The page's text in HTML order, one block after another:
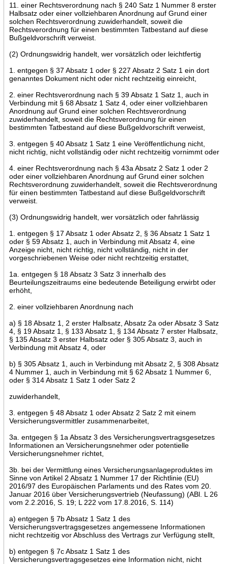
11. einer Rechtsverordnung nach § 240 Satz 1 Nummer 8 erster
Halbsatz oder einer vollziehbaren Anordnung auf Grund einer
solchen Rechtsverordnung zuwiderhandelt, soweit die
Rechtsverordnung für einen bestimmten Tatbestand auf diese
Bußgeldvorschrift verweist.
(2) Ordnungswidrig handelt, wer vorsätzlich oder leichtfertig
1. entgegen § 37 Absatz 1 oder § 227 Absatz 2 Satz 1 ein dort
genanntes Dokument nicht oder nicht rechtzeitig einreicht,
2. einer Rechtsverordnung nach § 39 Absatz 1 Satz 1, auch in
Verbindung mit § 68 Absatz 1 Satz 4, oder einer vollziehbaren
Anordnung auf Grund einer solchen Rechtsverordnung
zuwiderhandelt, soweit die Rechtsverordnung für einen
bestimmten Tatbestand auf diese Bußgeldvorschrift verweist,
3. entgegen § 40 Absatz 1 Satz 1 eine Veröffentlichung nicht,
nicht richtig, nicht vollständig oder nicht rechtzeitig vornimmt oder
4. einer Rechtsverordnung nach § 43a Absatz 2 Satz 1 oder 2
oder einer vollziehbaren Anordnung auf Grund einer solchen
Rechtsverordnung zuwiderhandelt, soweit die Rechtsverordnung
für einen bestimmten Tatbestand auf diese Bußgeldvorschrift
verweist.
(3) Ordnungswidrig handelt, wer vorsätzlich oder fahrlässig
1. entgegen § 17 Absatz 1 oder Absatz 2, § 36 Absatz 1 Satz 1
oder § 59 Absatz 1, auch in Verbindung mit Absatz 4, eine
Anzeige nicht, nicht richtig, nicht vollständig, nicht in der
vorgeschriebenen Weise oder nicht rechtzeitig erstattet,
1a. entgegen § 18 Absatz 3 Satz 3 innerhalb des
Beurteilungszeitraums eine bedeutende Beteiligung erwirbt oder
erhöht,
2. einer vollziehbaren Anordnung nach
a) § 18 Absatz 1, 2 erster Halbsatz, Absatz 2a oder Absatz 3 Satz
4, § 19 Absatz 1, § 133 Absatz 1, § 134 Absatz 7 erster Halbsatz,
§ 135 Absatz 3 erster Halbsatz oder § 305 Absatz 3, auch in
Verbindung mit Absatz 4, oder
b) § 305 Absatz 1, auch in Verbindung mit Absatz 2, § 308 Absatz
4 Nummer 1, auch in Verbindung mit § 62 Absatz 1 Nummer 6,
oder § 314 Absatz 1 Satz 1 oder Satz 2
zuwiderhandelt,
3. entgegen § 48 Absatz 1 oder Absatz 2 Satz 2 mit einem
Versicherungsvermittler zusammenarbeitet,
3a. entgegen § 1a Absatz 3 des Versicherungsvertragsgesetzes
Informationen an Versicherungsnehmer oder potentielle
Versicherungsnehmer richtet,
3b. bei der Vermittlung eines Versicherungsanlageproduktes im
Sinne von Artikel 2 Absatz 1 Nummer 17 der Richtlinie (EU)
2016/97 des Europäischen Parlaments und des Rates vom 20.
Januar 2016 über Versicherungsvertrieb (Neufassung) (ABl. L 26
vom 2.2.2016, S. 19; L 222 vom 17.8.2016, S. 114)
a) entgegen § 7b Absatz 1 Satz 1 des
Versicherungsvertragsgesetzes angemessene Informationen
nicht rechtzeitig vor Abschluss des Vertrags zur Verfügung stellt,
b) entgegen § 7c Absatz 1 Satz 1 des
Versicherungsvertragsgesetzes eine Information nicht, nicht